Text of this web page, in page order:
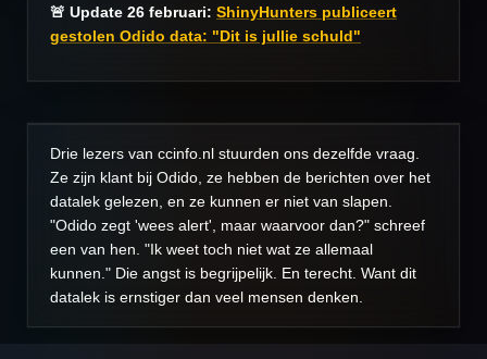
🚨 Update 26 februari: ShinyHunters publiceert
gestolen Odido data: "Dit is jullie schuld"
Drie lezers van ccinfo.nl stuurden ons dezelfde vraag.
Ze zijn klant bij Odido, ze hebben de berichten over het
datalek gelezen, en ze kunnen er niet van slapen.
"Odido zegt 'wees alert', maar waarvoor dan?" schreef
een van hen. "Ik weet toch niet wat ze allemaal
kunnen." Die angst is begrijpelijk. En terecht. Want dit
datalek is ernstiger dan veel mensen denken.